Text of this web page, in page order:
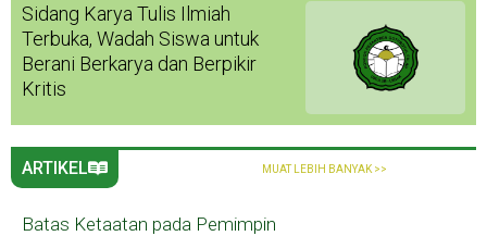
Sidang Karya Tulis Ilmiah
Terbuka, Wadah Siswa untuk
Berani Berkarya dan Berpikir
Kritis
ARTIKEL MUAT LEBIH BANYAK >>
Batas Ketaatan pada Pemimpin